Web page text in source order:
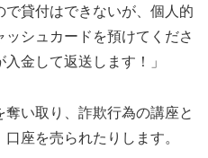
で貸付はできないが、個人的
シュカードを預けてくださ
金して返送します！」
い取り、詐欺行為の講座と
座を売られたりします。